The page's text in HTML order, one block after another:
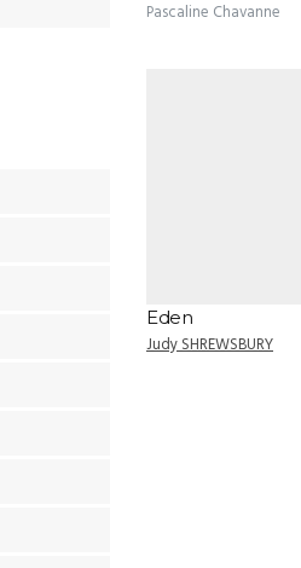
Pascaline Chavanne
Eden
Judy SHREWSBURY